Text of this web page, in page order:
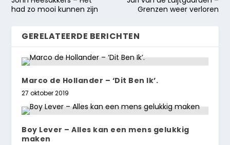
had zo mooi kunnen zijn
Grenzen weer verloren
GERELATEERDE BERICHTEN
Marco de Hollander – ‘Dit Ben Ik’.
27 oktober 2019
Boy Lever – Alles kan een mens gelukkig
maken